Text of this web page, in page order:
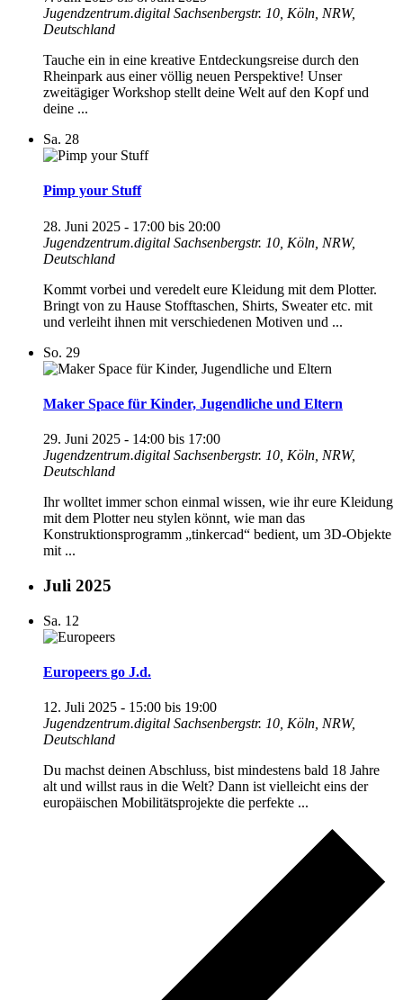
Jugendzentrum.digital Sachsenbergstr. 10, Köln, NRW,
Deutschland
Tauche ein in eine kreative Entdeckungsreise durch den
Rheinpark aus einer völlig neuen Perspektive! Unser
zweitägiger Workshop stellt deine Welt auf den Kopf und
deine ...
Sa. 28
Pimp your Stuff
28. Juni 2025 - 17:00 bis 20:00
Jugendzentrum.digital Sachsenbergstr. 10, Köln, NRW,
Deutschland
Kommt vorbei und veredelt eure Kleidung mit dem Plotter.
Bringt von zu Hause Stofftaschen, Shirts, Sweater etc. mit
und verleiht ihnen mit verschiedenen Motiven und ...
So. 29
Maker Space für Kinder, Jugendliche und Eltern
29. Juni 2025 - 14:00 bis 17:00
Jugendzentrum.digital Sachsenbergstr. 10, Köln, NRW,
Deutschland
Ihr wolltet immer schon einmal wissen, wie ihr eure Kleidung
mit dem Plotter neu stylen könnt, wie man das
Konstruktionsprogramm „tinkercad“ bedient, um 3D-Objekte
mit ...
Juli 2025
Sa. 12
Europeers go J.d.
12. Juli 2025 - 15:00 bis 19:00
Jugendzentrum.digital Sachsenbergstr. 10, Köln, NRW,
Deutschland
Du machst deinen Abschluss, bist mindestens bald 18 Jahre
alt und willst raus in die Welt? Dann ist vielleicht eins der
europäischen Mobilitätsprojekte die perfekte ...